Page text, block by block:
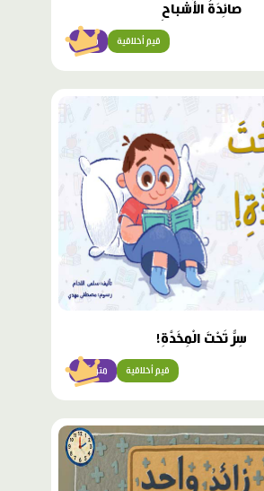
صائِدَةُ الأَشباحِ
متقن قيم أخلاقية
سِرٌّ تَحْتَ الْمِخَدَّةِ!
متوسّط قيم أخلاقية